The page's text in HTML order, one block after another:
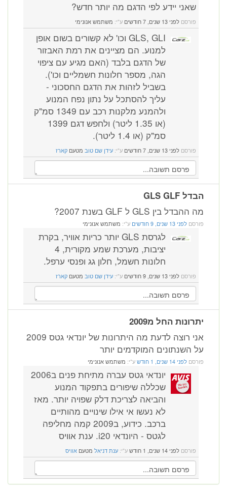
שאני יידע לפי הדגם מה יותר חדש?
פורסם לפני 13 שנים, 7 חודשים ע"י: משתמש אנונימי
GLS, GLI וכו' לא קשורים בשום אופן
למנוע. הם מציינים את רמת האבזור
של הדגם בלבד (האם מגיע עם ציפוי
הגה, מספר חלונות חשמליים וכו').
בשביל לזהות את הדגם החסכוני -
עליך להסתכל על נתון נפח המנוע
ולהמנע מלקנות רכב עם 1349 סמ"ק
(או 1.35 ליטר) ולחפש דגם 1399
סמ"ק (או 1.4 ליטר).
פורסם לפני 13 שנים, 7 חודשים ע"י: עידן שם טוב מטעם קארז
הבדל GLS GLF
מה ההבדל בין GLS ל GLF בשנת 2007?
פורסם לפני 13 שנים, 9 חודשים ע"י: משתמש אנונימי
לגרסת GLS יותר כריות אוויר, בקרת
יציבות, מערכת שמע מקורית, 4
חלונות חשמל, חלון גג ופנסי ערפל.
פורסם לפני 13 שנים, 9 חודשים ע"י: עידן שם טוב מטעם קארז
יתרונות החל מ2009
אני רוצה לדעת מה היתרונות של יונדאי גטס 2009
על השנתונים המוקדמים יותר
פורסם לפני 14 שנים, 1 חודש ע"י: משתמש אנונימי
יונדאי גטס עברה מתיחת פנים ב2006
שכללה שיפורים בתפקוד המנוע
והביאה לצריכת דלק שפויה יותר. מאז
לא נעשו אי אילו שינויים מהותיים
ברכב. כידוע, ב2009 קמה מחליפה
לגטס - היונדאי i20. ענת אוויס
פורסם לפני 14 שנים, 1 חודש ע"י: ענת דניאל מטעם אוויס